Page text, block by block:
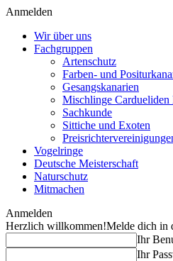
Anmelden
Wir über uns
Fachgruppen
Artenschutz
Farben- und
Gesangskanarien
Mischlinge Cardueliden
Sachkunde
Sittiche und Exoten
Vogelringe
Deutsche Meisterschaft
Naturschutz
Mitmachen
Anmelden
Herzlich willkommen!Melde dich in
Ihr
Ihr